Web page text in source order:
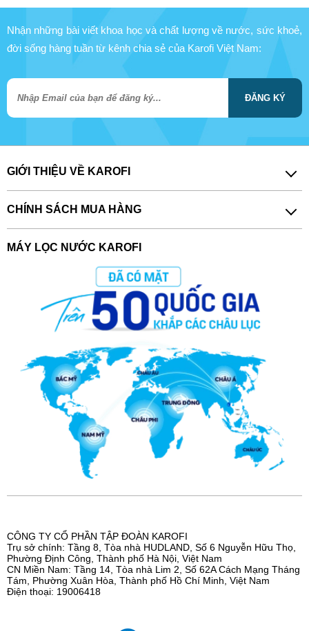
Nhận những bài viết khoa học và chất lượng về nước, sức khoẻ,
đời sống hàng tuần từ kênh chia sẻ của Karofi Việt Nam:
ĐĂNG KÝ
GIỚI THIỆU VỀ KAROFI
CHÍNH SÁCH MUA HÀNG
MÁY LỌC NƯỚC KAROFI
CÔNG TY CỔ PHẦN TẬP ĐOÀN KAROFI
Trụ sở chính: Tầng 8, Tòa nhà HUDLAND, Số 6 Nguyễn Hữu Thọ,
Phường Định Công, Thành phố Hà Nội, Việt Nam
CN Miền Nam: Tầng 14, Tòa nhà Lim 2, Số 62A Cách Mạng Tháng
Tám, Phường Xuân Hòa, Thành phố Hồ Chí Minh, Việt Nam
Điện thoại: 19006418